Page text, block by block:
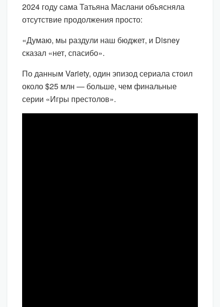
2024 году сама Татьяна Маслани объясняла
отсутствие продолжения просто:
«Думаю, мы раздули наш бюджет, и Disney
сказал «нет, спасибо».
По данным Variety, один эпизод сериала стоил
около $25 млн — больше, чем финальные
серии «Игры престолов».